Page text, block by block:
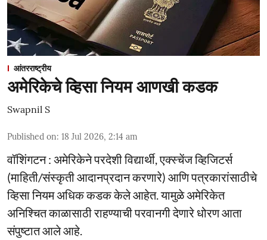
आंतरराष्ट्रीय
अमेरिकेचे व्हिसा नियम आणखी कडक
Swapnil S
Published on: 18 Jul 2026, 2:14 am
वॉशिंगटन : अमेरिकेने परदेशी विद्यार्थी, एक्स्चेंज व्हिजिटर्स
(माहिती/संस्कृती आदानप्रदान करणारे) आणि पत्रकारांसाठीचे
व्हिसा नियम अधिक कडक केले आहेत. यामुळे अमेरिकेत
अनिश्चित काळासाठी राहण्याची परवानगी देणारे धोरण आता
संपुष्टात आले आहे.